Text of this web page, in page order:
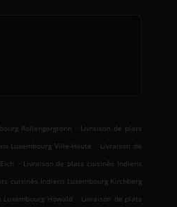
Rollengergronn . Livraison de plats
Luxembourg Ville-Haute . Livraison de
. Livraison de plats cuisinés Indiens
cuisinés Indiens Luxembourg Kirchberg
Howald . Livraison de plats